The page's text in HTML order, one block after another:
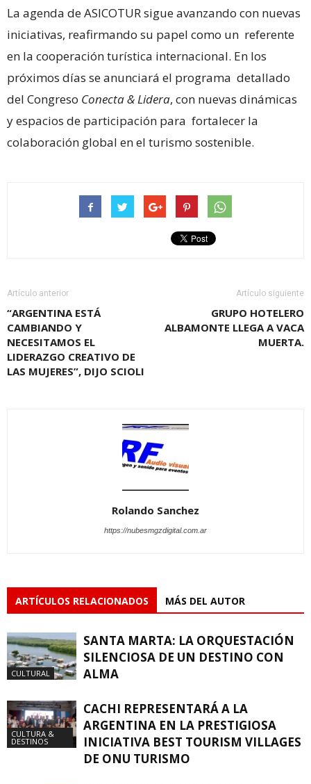
La agenda de ASICOTUR sigue avanzando con nuevas
iniciativas, reafirmando su papel como un referente
en la cooperación turística internacional. En los
próximos días se anunciará el programa detallado
del Congreso Conecta & Lidera, con nuevas dinámicas
y espacios de participación para fortalecer la
colaboración global en el turismo sostenible.
Artículo anterior
“ARGENTINA ESTÁ
CAMBIANDO Y
NECESITAMOS EL
LIDERAZGO CREATIVO DE
LAS MUJERES”, DIJO SCIOLI
Artículo siguiente
GRUPO HOTELERO
ALBAMONTE LLEGA A VACA
MUERTA.
Rolando Sanchez
https://nubesmgzdigital.com.ar
ARTÍCULOS RELACIONADOS MÁS DEL AUTOR
CULTURAL
SANTA MARTA: LA ORQUESTACIÓN
SILENCIOSA DE UN DESTINO CON
ALMA
CULTURA &
DESTINOS
CACHI REPRESENTARÁ A LA
ARGENTINA EN LA PRESTIGIOSA
INICIATIVA BEST TOURISM VILLAGES
DE ONU TURISMO